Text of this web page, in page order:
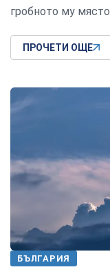
гробното му място
ПРОЧЕТИ ОЩЕ
БЪЛГАРИЯ